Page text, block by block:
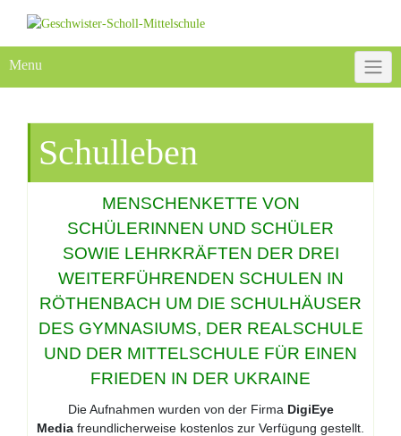
content
Menu
Schulleben
MENSCHENKETTE VON
SCHÜLERINNEN UND SCHÜLER
SOWIE LEHRKRÄFTEN DER DREI
WEITERFÜHRENDEN SCHULEN IN
RÖTHENBACH UM DIE SCHULHÄUSER
DES GYMNASIUMS, DER REALSCHULE
UND DER MITTELSCHULE FÜR EINEN
FRIEDEN IN DER UKRAINE
Die Aufnahmen wurden von der Firma DigiEye
Media freundlicherweise kostenlos zur Verfügung gestellt.